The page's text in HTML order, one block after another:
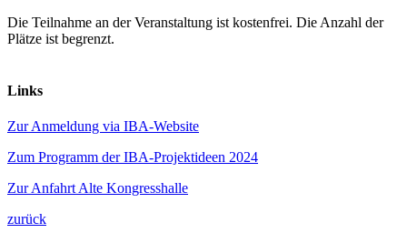
Die Teilnahme an der Veranstaltung ist kostenfrei. Die Anzahl der
Plätze ist begrenzt.
Links
Zur Anmeldung via IBA-Website
Zum Programm der IBA-Projektideen 2024
Zur Anfahrt Alte Kongresshalle
zurück